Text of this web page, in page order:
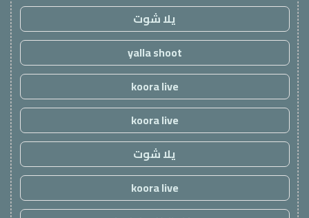
يلا شوت
yalla shoot
koora live
koora live
يلا شوت
koora live